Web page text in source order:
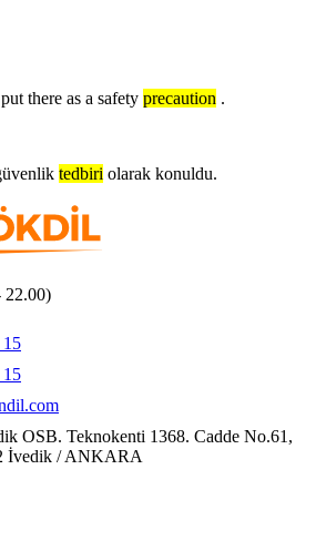
there as a safety precaution .
tedbiri olarak konuldu.
22.00)
15
15
OSB. Teknokenti 1368. Cadde No.61,
İvedik / ANKARA